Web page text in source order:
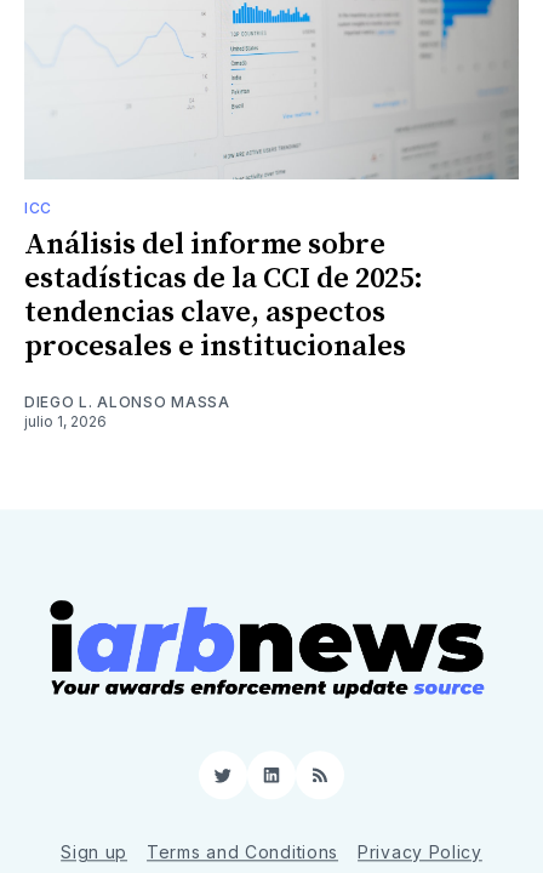
ICC
Análisis del informe sobre
estadísticas de la CCI de 2025:
tendencias clave, aspectos
procesales e institucionales
DIEGO L. ALONSO MASSA
julio 1, 2026
TwitterLinkedIn
RSS
Sign up Terms and Conditions Privacy Policy